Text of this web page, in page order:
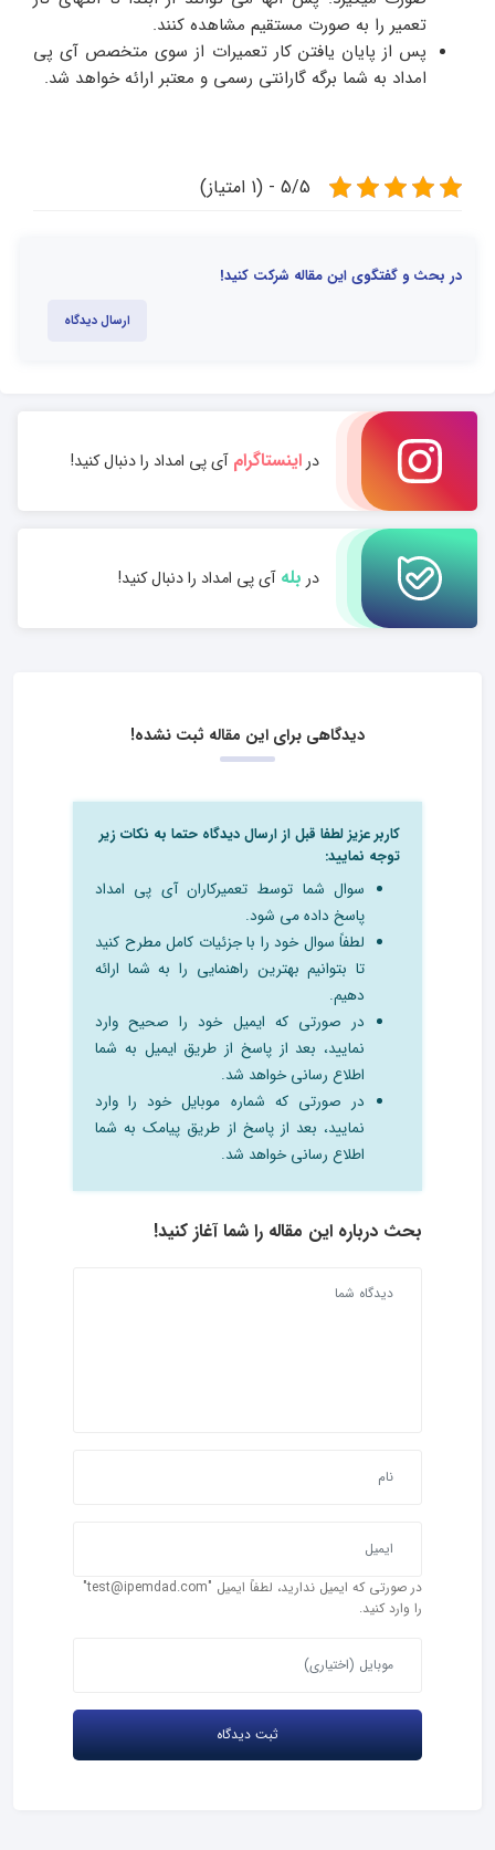
تعمیر را به صورت مستقیم مشاهده کنند.
پس از پایان یافتن کار تعمیرات از سوی متخصص آی پی
امداد به شما برگه گارانتی رسمی و معتبر ارائه خواهد شد.
5/5 - (1 امتیاز)
در بحث و گفتگوی این مقاله شرکت کنید!
ارسال دیدگاه
دراینستاگرامآی پی امداد را دنبال کنید!
در بلهآی پی امداد را دنبال کنید!
دیدگاهی برای این مقاله ثبت نشده!
کاربر عزیز لطفا قبل از ارسال دیدگاه حتما به نکات زیر
توجه نمایید:
سوال شما توسط تعمیرکاران آی پی امداد
پاسخ داده می شود.
لطفاً سوال خود را با جزئیات کامل مطرح کنید
تا بتوانیم بهترین راهنمایی را به شما ارائه
دهیم.
در صورتی که ایمیل خود را صحیح وارد
نمایید، بعد از پاسخ از طریق ایمیل به شما
اطلاع رسانی خواهد شد.
در صورتی که شماره موبایل خود را وارد
نمایید، بعد از پاسخ از طریق پیامک به شما
اطلاع رسانی خواهد شد.
بحث درباره این مقاله را شما آغاز کنید!
در صورتی که ایمیل ندارید، لطفاً ایمیل "test@ipemdad.com"
را وارد کنید.